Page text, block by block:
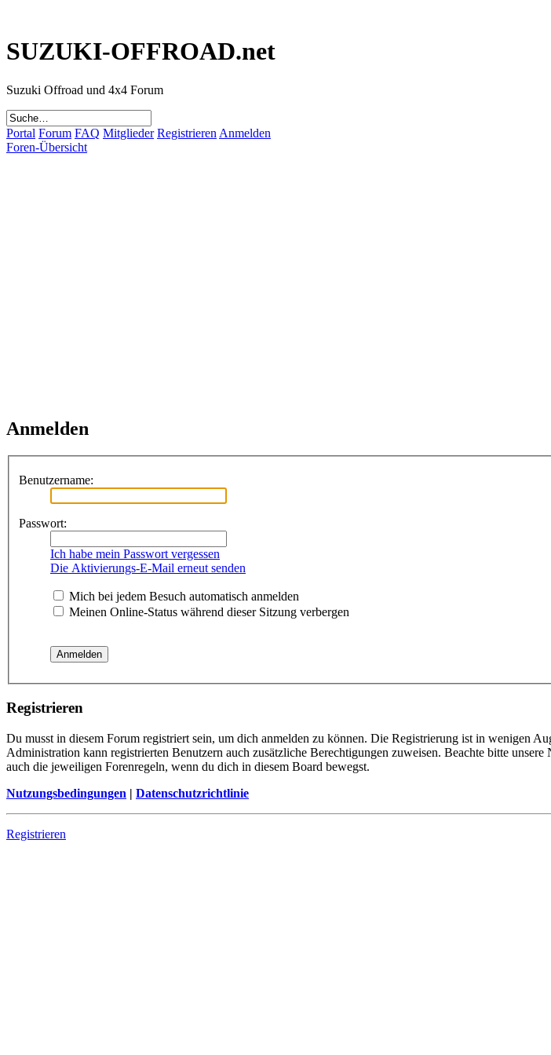
SUZUKI-OFFROAD.net
Suzuki Offroad und 4x4 Forum
Portal Forum FAQ Mitglieder Registrieren Anmelden
Foren-Übersicht
Anmelden
Benutzername:
Passwort:
Ich habe mein Passwort vergessen
Die Aktivierungs-E-Mail erneut senden
Mich bei jedem Besuch automatisch anmelden
Meinen Online-Status während dieser Sitzung verbergen
Registrieren
Du musst in diesem Forum registriert sein, um dich anmelden zu können. Die Registrierung ist in wenigen
Administration kann registrierten Benutzern auch zusätzliche Berechtigungen zuweisen. Beachte bitte
auch die jeweiligen Forenregeln, wenn du dich in diesem Board bewegst.
Nutzungsbedingungen | Datenschutzrichtlinie
Registrieren